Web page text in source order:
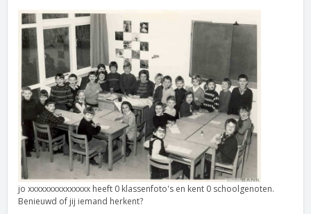
jo xxxxxxxxxxxxxxx heeft 0 klassenfoto's en kent 0 schoolgenoten.
Benieuwd of jij iemand herkent?